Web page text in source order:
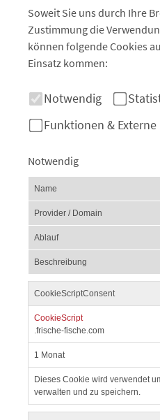
Soweit Sie uns durch Ihre
Zustimmung die
können folgende Cookies
Einsatz kommen:
Notwendig
Funktionen & Externe
Notwendig
Name
Provider / Domain
Ablauf
Beschreibung
CookieScriptConsent
CookieScript
.frische-fische.com
1 Monat
Dieses Cookie wird verwendet
verwalten und zu speichern.